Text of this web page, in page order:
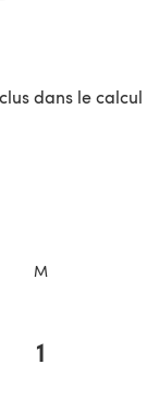
dans le
onglet)
M
1